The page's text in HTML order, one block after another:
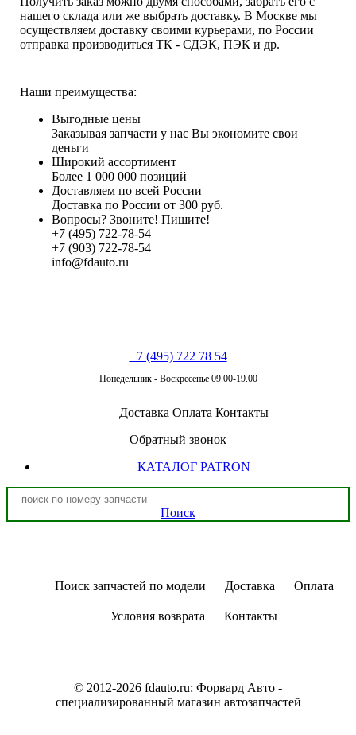
нашего склада или же выбрать доставку. В Москве мы
осуществляем доставку своими курьерами, по России
отправка производиться ТК - СДЭК, ПЭК и др.
Наши преимущества:
Выгодные цены
Заказывая запчасти у нас Вы экономите свои
деньги
Широкий ассортимент
Более 1 000 000 позиций
Доставляем по всей России
Доставка по России от 300 руб.
Вопросы? Звоните! Пишите!
+7 (495) 722-78-54
+7 (903) 722-78-54
info@fdauto.ru
+7 (495) 722 78 54
Понедельник - Воскресенье 09.00-19.00
Доставка Оплата Контакты
Обратный звонок
КАТАЛОГ PATRON
Поиск
Поиск запчастей по модели Доставка Оплата
Условия возврата Контакты
© 2012-2026 fdauto.ru: Форвард Авто -
специализированный магазин автозапчастей